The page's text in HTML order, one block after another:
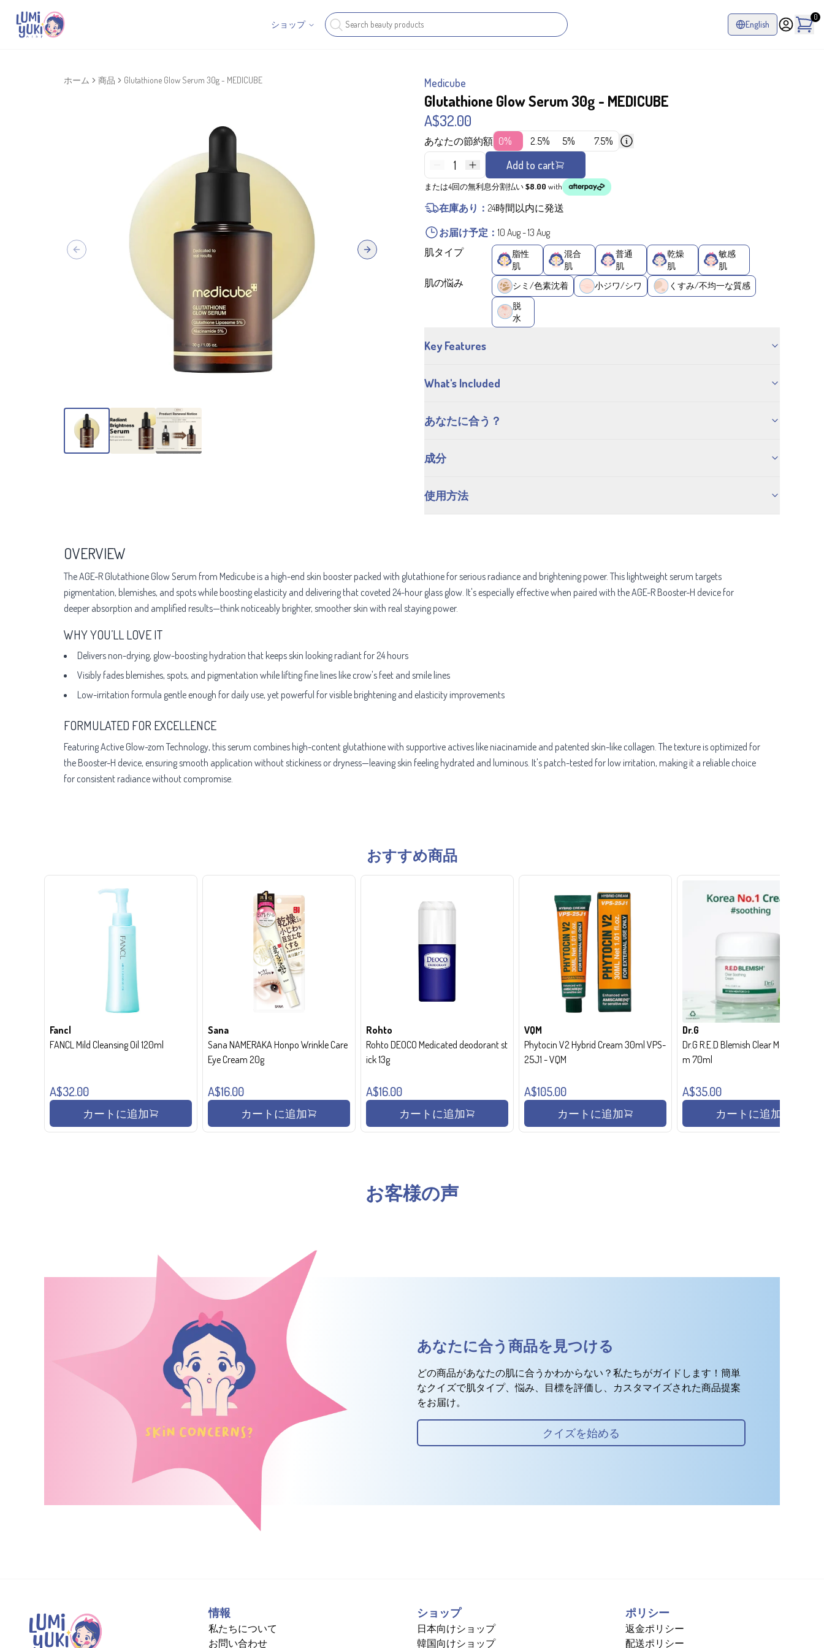
ショップ English
0
ホーム 商品 Glutathione Glow Serum 30g - MEDICUBE
Previous slide Next slide
Medicube
Glutathione Glow Serum 30g - MEDICUBE
A$32.00
あなたの節約額 0% 2.5% 5% 7.5%
1 Add to cart
または4回の無利息分割払い$8.00 with
在庫あり： 24時間以内に発送
お届け予定： 10 Aug-13 Aug
肌タイプ
脂性
肌
混合
肌
普通
肌
乾燥
肌
敏感
肌
肌の悩み シミ/色素沈着 小ジワ/シワ
くすみ/不均一な質感
脱
水
Key Features
What's Included
あなたに合う？
成分
使用方法
OVERVIEW
The AGE-R Glutathione Glow Serum from Medicube is a high-end skin booster packed with glutathione for serious radiance and brightening power. This lightweight serum targets
pigmentation, blemishes, and spots while boosting elasticity and delivering that coveted 24-hour glass glow. It's especially effective when paired with the AGE-R Booster-H device for
deeper absorption and amplified results—think noticeably brighter, smoother skin with real staying power.
WHY YOU’LL LOVE IT
Delivers non-drying, glow-boosting hydration that keeps skin looking radiant for 24 hours
Visibly fades blemishes, spots, and pigmentation while lifting fine lines like crow's feet and smile lines
Low-irritation formula gentle enough for daily use, yet powerful for visible brightening and elasticity improvements
FORMULATED FOR EXCELLENCE
Featuring Active Glow-zom Technology, this serum combines high-content glutathione with supportive actives like niacinamide and patented skin-like collagen. The texture is optimized for
the Booster-H device, ensuring smooth application without stickiness or dryness—leaving skin feeling hydrated and luminous. It's patch-tested for low irritation, making it a reliable choice
for consistent radiance without compromise.
おすすめ商品
Fancl
FANCL Mild Cleansing Oil 120ml
A$32.00
カートに追加
Sana
Sana NAMERAKA Honpo Wrinkle Care
Eye Cream 20g
A$16.00
カートに追加
Rohto
Rohto DEOCO Medicated deodorant st
ick 13g
A$16.00
カートに追加
VQM
Phytocin V2 Hybrid Cream 30ml VPS-
25J1 - VQM
A$105.00
カートに追加
Dr.G
Dr.G R.E.D Blemish Clear Moisture Crea
m 70ml
A$35.00
カートに追加
お客様の声
あなたに合う商品を見つける
どの商品があなたの肌に合うかわからない？私たちがガイドします！簡単
なクイズで肌タイプ、悩み、目標を評価し、カスタマイズされた商品提案
をお届け。
クイズを始める
情報
私たちについて
お問い合わせ
ショップ
日本向けショップ
韓国向けショップ
ポリシー
返金ポリシー
配送ポリシー